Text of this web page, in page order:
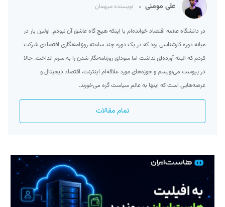
علی مومنی نویسنده میهمان
در دانشگاه علامه اقتصاد خوانده‌ام با اینکه هیچ گاه عاشق آن نبودم. اولین بار در
میانه دوره کارشناسی بود که در یک دوره چند ساعته روزنامه‌نگاری اقتصادی شرکت
کردم که البته آورده‌ای نداشت اما سودای روزنامه‌نگار شدن را به سرم انداخت. حالا
در پیوست می‌نویسم و حوزه‌‌های مورد علاقه‌ام اینترنت، اقتصاد دیجیتال و
عرصه‌هایی است که اینها به عالم سیاست گره می‌خورند.
تمام مقالات